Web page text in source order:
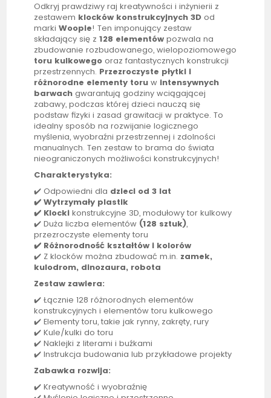
Odkryj prawdziwy raj kreatywności i inżynierii z
zestawem klocków konstrukcyjnych 3D od
marki Woopie! Ten imponujący zestaw
składający się z128 elementów pozwala na
zbudowanie rozbudowanego, wielopoziomowego
toru kulkowego oraz fantastycznych konstrukcji
przestrzennych. Przezroczyste płytki i
różnorodne elementy toru w intensywnych
barwach gwarantują godziny wciągającej
zabawy, podczas której dzieci nauczą się
podstaw fizyki i zasad grawitacji w praktyce. To
idealny sposób na rozwijanie logicznego
myślenia, wyobraźni przestrzennej i zdolności
manualnych. Ten zestaw to brama do świata
nieograniczonych możliwości konstrukcyjnych!
Charakterystyka:
✔️ Odpowiedni dla dzieci od 3 lat
✔️ Wytrzymały plastik
✔️ Klocki konstrukcyjne 3D, modułowy tor kulkowy
✔️ Duża liczba elementów (128 sztuk),
przezroczyste elementy toru
✔️ Różnorodność kształtów i kolorów
✔️ Z klocków można zbudować m.in. zamek,
kulodrom, dinozaura, robota
Zestaw zawiera:
✔️ Łącznie 128 różnorodnych elementów
konstrukcyjnych i elementów toru kulkowego
✔️ Elementy toru, takie jak rynny, zakręty, rury
✔️ Kule/kulki do toru
✔️ Naklejki z literami i buźkami
✔️ Instrukcja budowania lub przykładowe projekty
Zabawka rozwija:
✔️ Kreatywność i wyobraźnię